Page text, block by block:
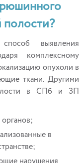
полости?
выявления
комплексному
опухоли в
ткани. Другими
в СПб и ЗП
в